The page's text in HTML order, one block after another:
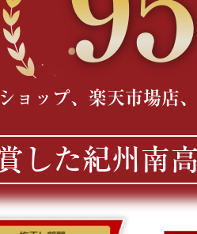
ョップ、楽天市場店
した紀州南